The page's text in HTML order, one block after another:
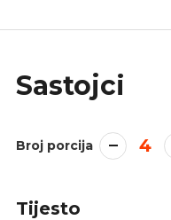
Sastojci
Broj porcija 4
Tijesto